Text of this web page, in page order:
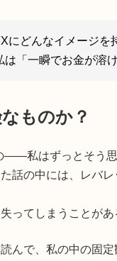
にどんなイメージを
は「一瞬でお金が溶
ものか？
――私はずっとそう思
話の中には、レバ
失ってしまうことが
んで、私の中の固